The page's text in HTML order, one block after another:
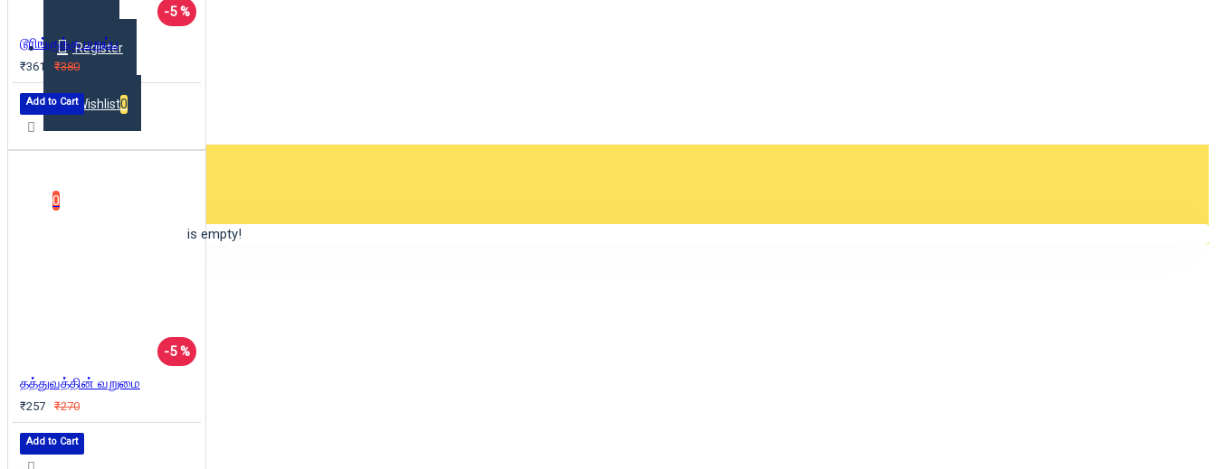
Register
Wishlist0
0
Your shopping cart is empty!
-5 %
டூரிங்குக்கு மறுப்பு
₹361 ₹380
Add to Cart
-5 %
தத்துவத்தின் வறுமை
₹257 ₹270
Add to Cart